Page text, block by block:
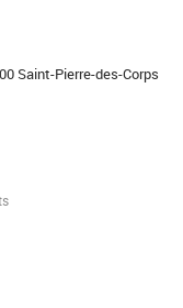
Saint-Pierre-des-Corps